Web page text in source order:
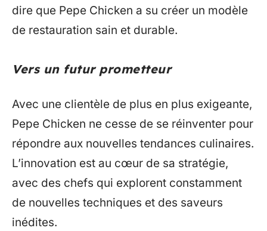
dire que Pepe Chicken a su créer un modèle
de restauration sain et durable.
Vers un futur prometteur
Avec une clientèle de plus en plus exigeante,
Pepe Chicken ne cesse de se réinventer pour
répondre aux nouvelles tendances culinaires.
L’innovation est au cœur de sa stratégie,
avec des chefs qui explorent constamment
de nouvelles techniques et des saveurs
inédites.